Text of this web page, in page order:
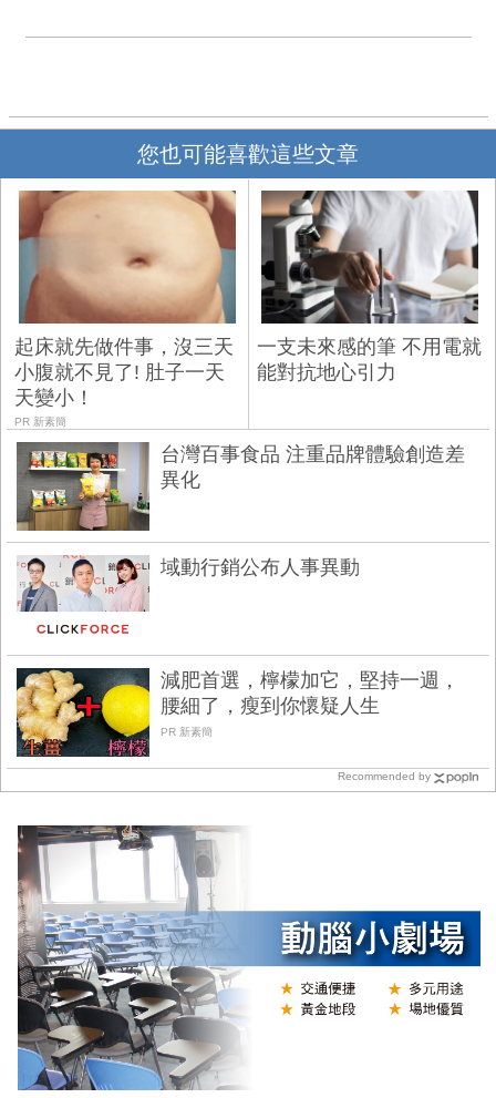
您也可能喜歡這些文章
起床就先做件事，沒三天
小腹就不見了! 肚子一天
天變小！
PR 新素簡
一支未來感的筆 不用電就
能對抗地心引力
台灣百事食品 注重品牌體驗創造差
異化
域動行銷公布人事異動
減肥首選，檸檬加它，堅持一週，
腰細了，瘦到你懷疑人生
PR 新素簡
Recommended by